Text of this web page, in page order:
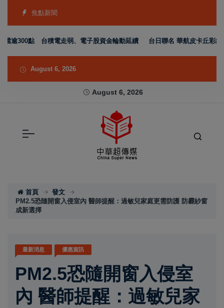
焦點新聞
300點 台積電走弱、電子股資金輪動延續 台日聯名 華航皮卡丘彩繪機
August 6, 2026
August 6, 2026
首頁
發文
PM2.5恐隨開窗入侵室內 醫師提醒：過敏兒家庭更需防護 防霾紗窗
成新選擇
最新消息 優惠資訊
PM2.5恐隨開窗入侵室
內 醫師提醒：過敏兒家